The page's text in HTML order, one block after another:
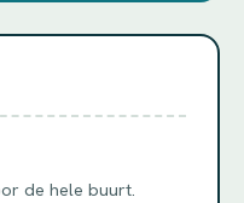
de hele buurt.